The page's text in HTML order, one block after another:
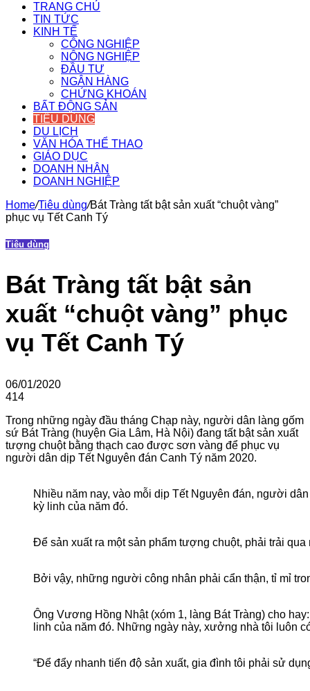
TRANG CHỦ
TIN TỨC
KINH TẾ
CÔNG NGHIỆP
NÔNG NGHIỆP
ĐẦU TƯ
NGÂN HÀNG
CHỨNG KHOÁN
BẤT ĐỘNG SẢN
TIÊU DÙNG
DU LỊCH
VĂN HÓA THỂ THAO
GIÁO DỤC
DOANH NHÂN
DOANH NGHIỆP
Home/Tiêu dùng/Bát Tràng tất bật sản xuất “chuột vàng”
phục vụ Tết Canh Tý
Tiêu dùng
Bát Tràng tất bật sản
xuất “chuột vàng” phục
vụ Tết Canh Tý
06/01/2020
414
Trong những ngày đầu tháng Chạp này, người dân làng gốm
sứ Bát Tràng (huyện Gia Lâm, Hà Nội) đang tất bật sản xuất
tượng chuột bằng thạch cao được sơn vàng để phục vụ
người dân dịp Tết Nguyên đán Canh Tý năm 2020.
Nhiều năm nay, vào mỗi dịp Tết Nguyên đán, người
kỳ linh của năm đó.
Để sản xuất ra một sản phẩm tượng chuột, phải trải
Bởi vậy, những người công nhân phải cẩn thận, tỉ mỉ
Ông Vương Hồng Nhật (xóm 1, làng Bát Tràng) cho
linh của năm đó. Những ngày này, xưởng nhà tôi luôn
“Để đẩy nhanh tiến độ sản xuất, gia đình tôi phải sử